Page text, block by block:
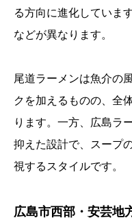
る方向に進化していま
などが異なります。
尾道ラーメンは魚介の
クを加えるものの、全
ります。一方、広島ラ
抑えた設計で、スープ
視するスタイルです。
広島市西部・安芸地